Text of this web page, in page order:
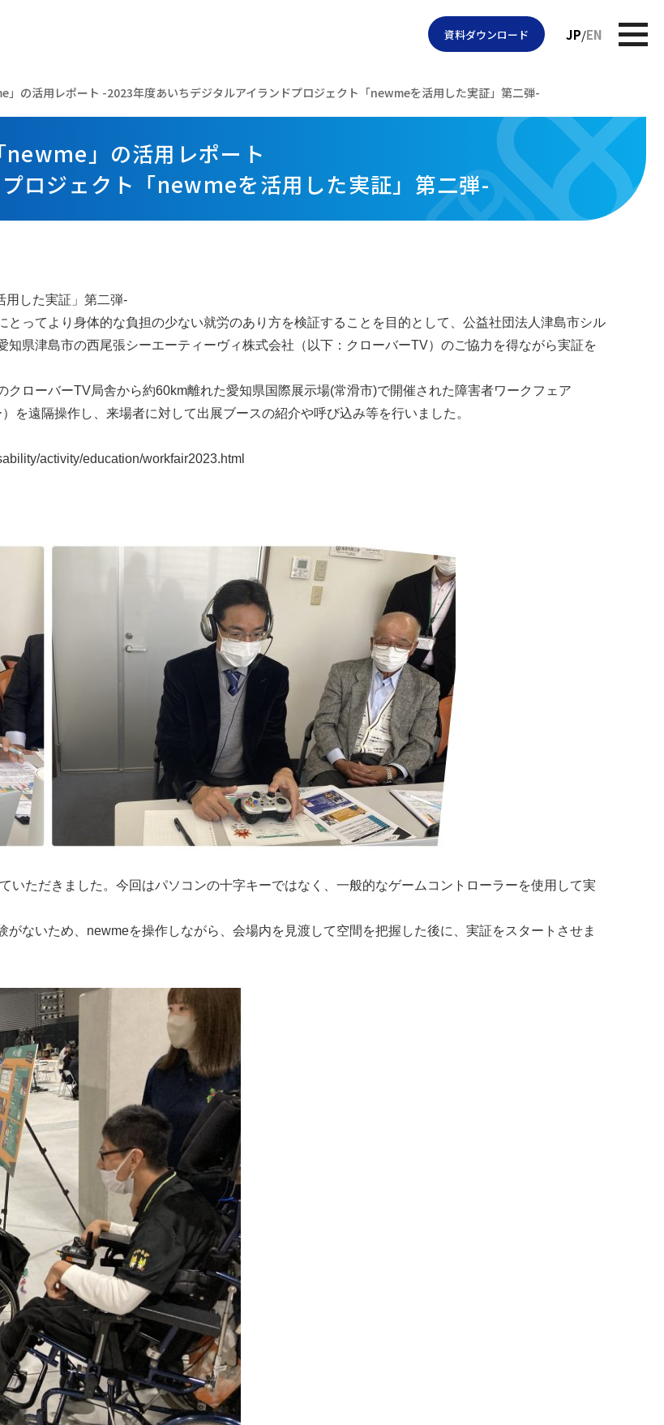
資料ダウンロード JP EN
」の活用レポート -2023年度あいちデジタルアイランドプロジェクト「newmeを活用した実証」第二弾-
newme」の活用レポート
ロジェクト「newmeを活用した実証」第二弾-
用した実証」第二弾-
ってより身体的な負担の少ない就労のあり方を検証することを目的として、公益社団法人津島市シル
県津島市の西尾張シーエーティーヴィ株式会社（以下：クローバーTV）のご協力を得ながら実証を
ローバーTV局舎から約60km離れた愛知県国際展示場(常滑市)で開催された障害者ワークフェア
を遠隔操作し、来場者に対して出展ブースの紹介や呼び込み等を行いました。
activity/education/workfair2023.html
いただきました。今回はパソコンの十字キーではなく、一般的なゲームコントローラーを使用して実
ないため、newmeを操作しながら、会場内を見渡して空間を把握した後に、実証をスタートさせま